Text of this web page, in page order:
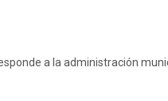
a la administración